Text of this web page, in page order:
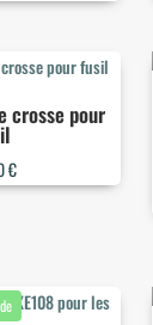
crosse pour
€